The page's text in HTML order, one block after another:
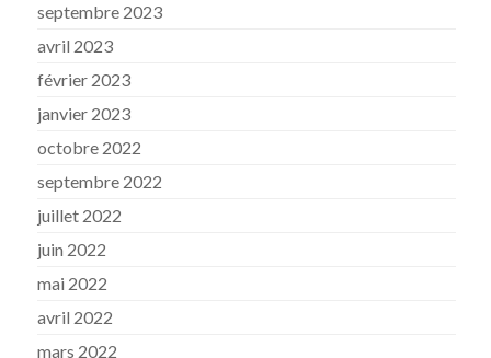
septembre 2023
avril 2023
février 2023
janvier 2023
octobre 2022
septembre 2022
juillet 2022
juin 2022
mai 2022
avril 2022
mars 2022